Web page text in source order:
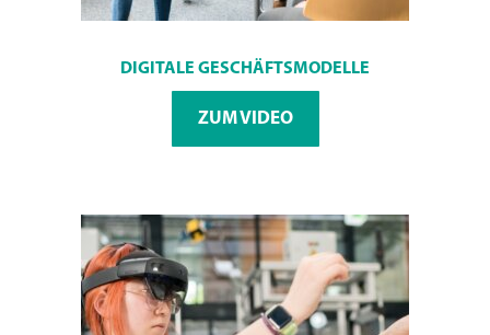
DIGITALE GESCHÄFTSMODELLE
ZUM VIDEO